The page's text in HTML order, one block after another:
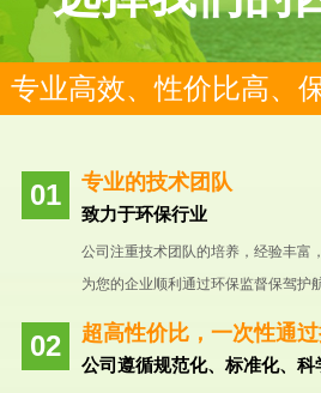
专业高效、性价比高、
专业的技术团队
致力于环保行业
公司注重技术团队的培养，经验丰富
为您的企业顺利通过环保监督保驾护
超高性价比，一次性通
公司遵循规范化、标准化、科